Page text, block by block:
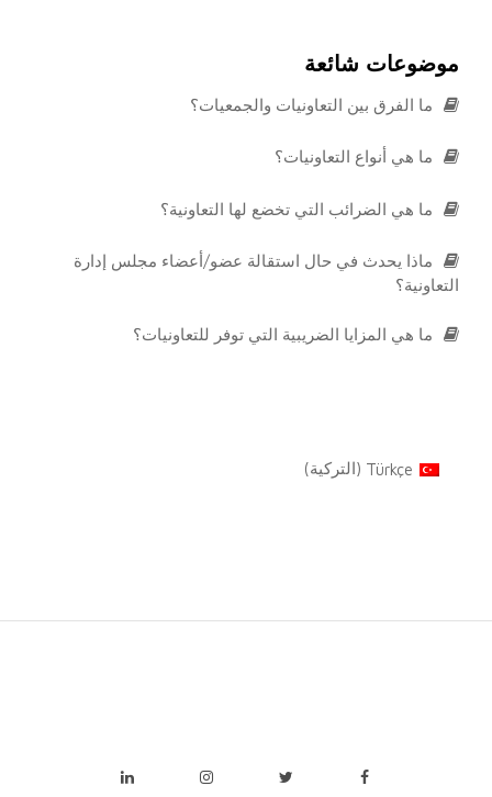
موضوعات شائعة
ما الفرق بين التعاونيات والجمعيات؟
ما هي أنواع التعاونيات؟
ما هي الضرائب التي تخضع لها التعاونية؟
ماذا يحدث في حال استقالة عضو/أعضاء مجلس إدارة
التعاونية؟
ما هي المزايا الضريبية التي توفر للتعاونيات؟
Türkçe
( التركية)